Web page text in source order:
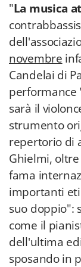
"La musica
novembre
Candelai di
performance
sarà il
strumento
repertorio di
Ghielmi,
fama
importanti
suo doppio":
come il
dell'ultima
sposando in